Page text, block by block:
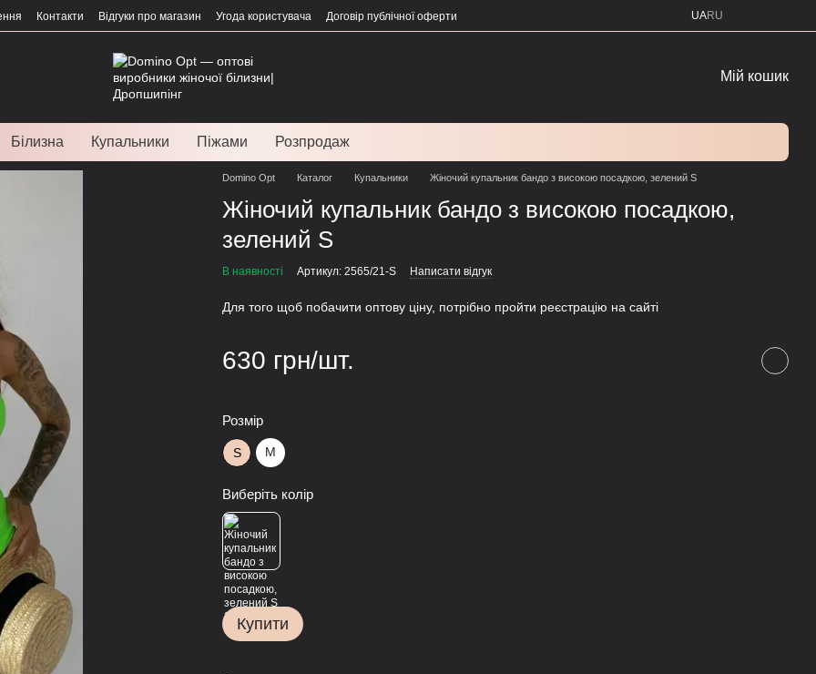
Контакти Відгуки про магазин Угода користувача Договір публічної оферти UARU
Мій кошик
Білизна Купальники Піжами Розпродаж
Domino Opt Каталог Купальники Жіночий купальник бандо з високою посадкою, зелений S
Жіночий купальник бандо з високою посадкою,
зелений S
В наявності Артикул: 2565/21-S Написати відгук
Для того щоб побачити оптову ціну, потрібно пройти реєстрацію на сайті
630 грн/шт.
Розмір
S M
Виберіть колір
Купити